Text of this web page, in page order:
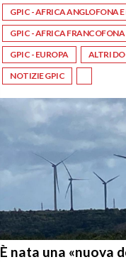
GPIC - AFRICA ANGLOFONA
GPIC - AFRICA FRANCOFONA
GPIC - EUROPA
ALTRI
NOTIZIE GPIC
È nata una «nuova